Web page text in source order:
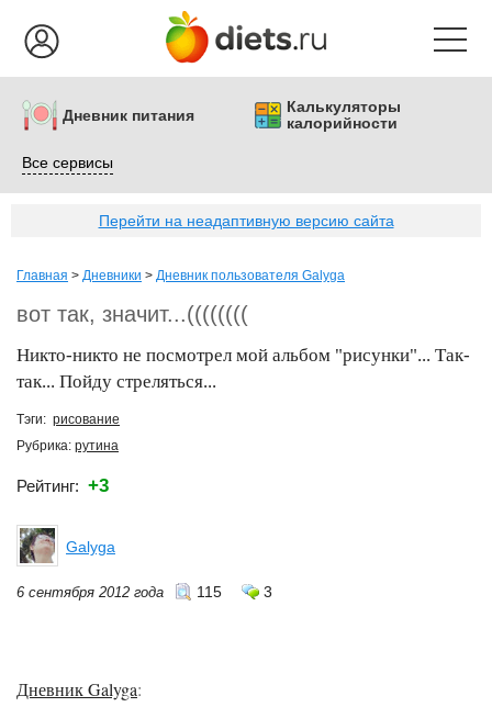
Дневник питания
Калькуляторы
калорийности
Все сервисы
Перейти на неадаптивную версию сайта
Главная > Дневники > Дневник пользователя Galyga
вот так, значит...((((((((
Никто-никто не посмотрел мой альбом "рисунки"... Так-
так... Пойду стреляться...
Тэги: рисование
Рубрика: рутина
Рейтинг: +3
Galyga
6 сентября 2012 года 115 3
Дневник Galyga: